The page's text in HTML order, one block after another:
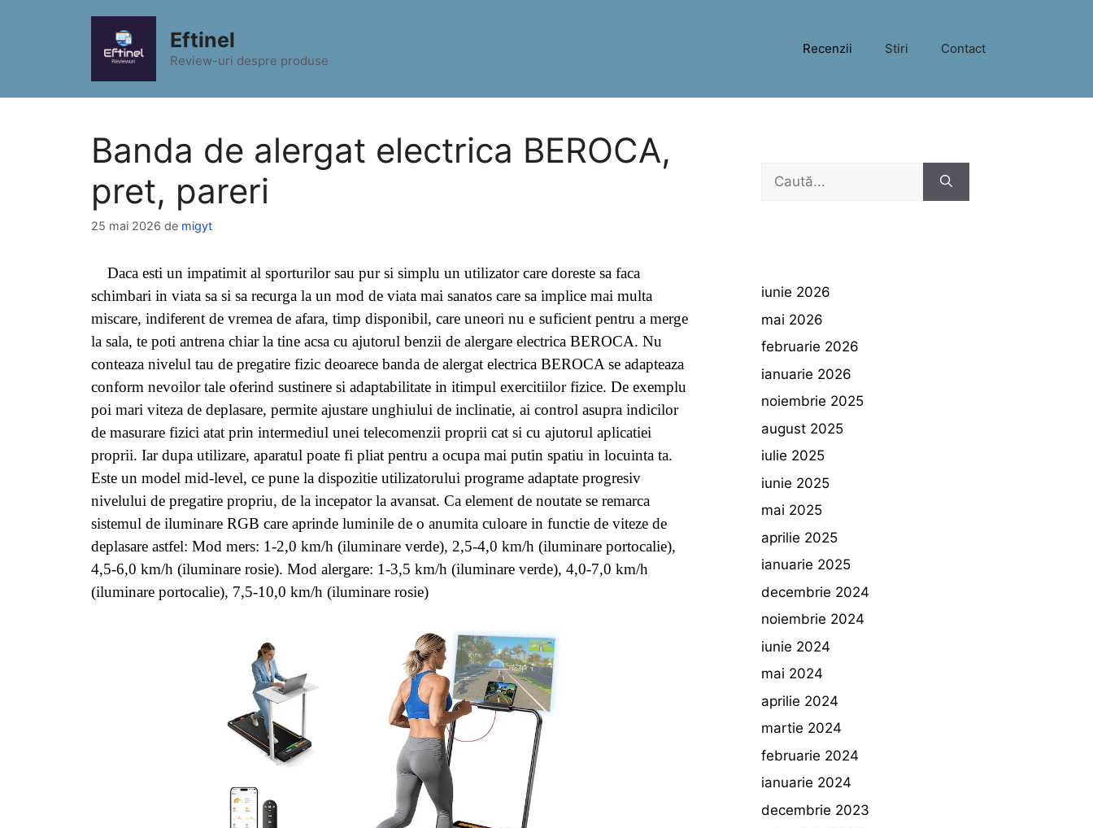
Eftinel
Review-uri despre produse
Recenzii Stiri Contact
Banda de alergat electrica BEROCA,
pret, pareri
25 mai 2026 de migyt
Daca esti un impatimit al sporturilor sau pur si simplu un utilizator care doreste sa faca
schimbari in viata sa si sa recurga la un mod de viata mai sanatos care sa implice mai multa
miscare, indiferent de vremea de afara, timp disponibil, care uneori nu e suficient pentru a merge
la sala, te poti antrena chiar la tine acsa cu ajutorul benzii de alergare electrica BEROCA. Nu
conteaza nivelul tau de pregatire fizic deoarece banda de alergat electrica BEROCA se adapteaza
conform nevoilor tale oferind sustinere si adaptabilitate in itimpul exercitiilor fizice. De exemplu
poi mari viteza de deplasare, permite ajustare unghiului de inclinatie, ai control asupra indicilor
de masurare fizici atat prin intermediul unei telecomenzii proprii cat si cu ajutorul aplicatiei
proprii. Iar dupa utilizare, aparatul poate fi pliat pentru a ocupa mai putin spatiu in locuinta ta.
Este un model mid-level, ce pune la dispozitie utilizatorului programe adaptate progresiv
nivelului de pregatire propriu, de la incepator la avansat. Ca element de noutate se remarca
sistemul de iluminare RGB care aprinde luminile de o anumita culoare in functie de viteze de
deplasare astfel: Mod mers: 1-2,0 km/h (iluminare verde), 2,5-4,0 km/h (iluminare portocalie),
4,5-6,0 km/h (iluminare rosie). Mod alergare: 1-3,5 km/h (iluminare verde), 4,0-7,0 km/h
(iluminare portocalie), 7,5-10,0 km/h (iluminare rosie)
Caută
iunie 2026
mai 2026
februarie 2026
ianuarie 2026
noiembrie 2025
august 2025
iulie 2025
iunie 2025
mai 2025
aprilie 2025
ianuarie 2025
decembrie 2024
noiembrie 2024
iunie 2024
mai 2024
aprilie 2024
martie 2024
februarie 2024
ianuarie 2024
decembrie 2023